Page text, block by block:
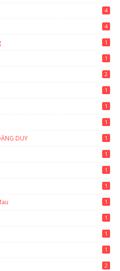
4
4
1
1
2
1
1
1
DUY 1
1
1
1
1
1
1
1
2